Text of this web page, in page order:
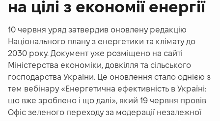
на цілі з економії енергії
10 червня уряд затвердив оновлену редакцію
Національного плану з енергетики та клімату до
2030 року. Документ уже розміщено на сайті
Міністерства економіки, довкілля та сільського
господарства України. Це оновлення стало однією з
тем вебінару «Енергетична ефективність в Україні:
що вже зроблено і що далі», який 19 червня провів
Офіс зеленого переходу за модерації незалежної